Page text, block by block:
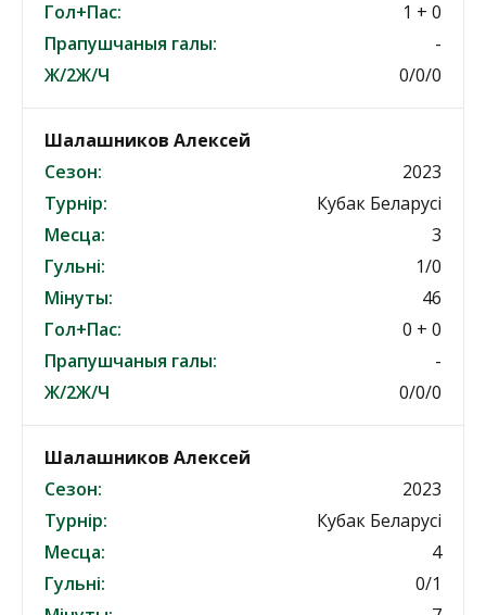
Гол+Пас:
1 + 0
Прапушчаныя галы:
-
Ж/2Ж/Ч
0/0/0
Шалашников Алексей
Сезон:
2023
Турнір:
Кубак Беларусі
Месца:
3
Гульні:
1/0
Мінуты:
46
Гол+Пас:
0 + 0
Прапушчаныя галы:
-
Ж/2Ж/Ч
0/0/0
Шалашников Алексей
Сезон:
2023
Турнір:
Кубак Беларусі
Месца:
4
Гульні:
0/1